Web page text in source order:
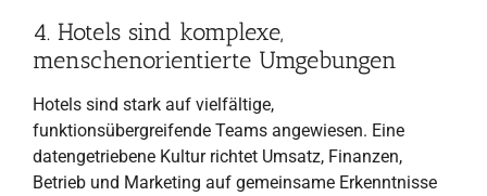
4. Hotels sind komplexe,
menschenorientierte Umgebungen
Hotels sind stark auf vielfältige,
funktionsübergreifende Teams angewiesen. Eine
datengetriebene Kultur richtet Umsatz, Finanzen,
Betrieb und Marketing auf gemeinsame Erkenntnisse